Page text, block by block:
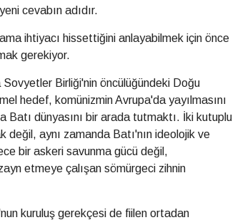
cevabın adıdır.
ihtiyacı hissettiğini anlayabilmek için önce
gerekiyor.
Birliği'nin öncülüğündeki Doğu
hedef, komünizmin Avrupa'da yayılmasını
Batı dünyasını bir arada tutmaktı. İki kutuplu
aynı zamanda Batı'nın ideolojik ve
bir askeri savunma gücü değil,
etmeye çalışan sömürgeci zihnin
kuruluş gerekçesi de fiilen ortadan